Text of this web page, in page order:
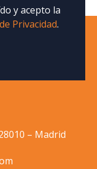
y acepto la
Privacidad.
– Madrid